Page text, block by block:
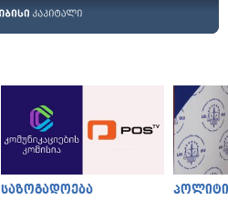
საზოგადოება